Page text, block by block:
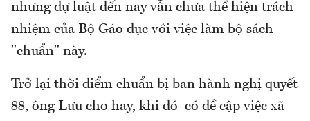
nhưng dự luật đến nay vẫn chưa thể hiện trách
nhiệm của Bộ Gáo dục với việc làm bộ sách
"chuẩn" này.
Trở lại thời điểm chuẩn bị ban hành nghị quyết
88, ông Lưu cho hay, khi đó có đề cập việc xã